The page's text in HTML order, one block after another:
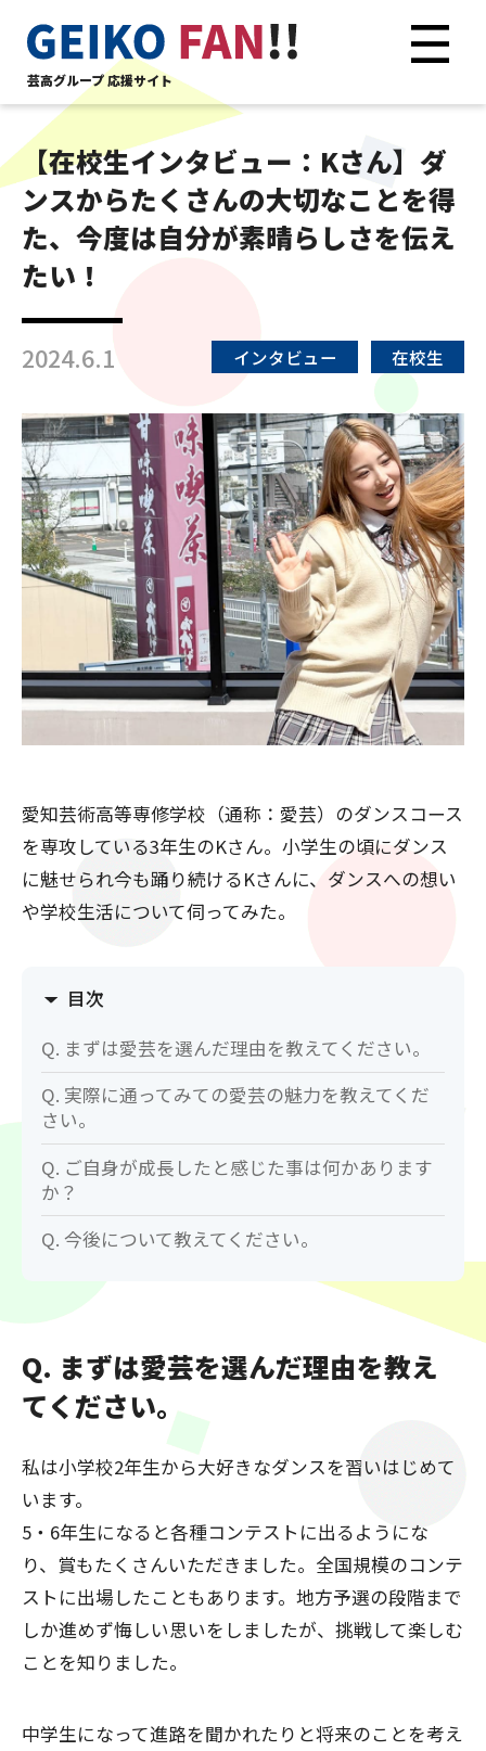
芸高グループ 応援サイト
【在校生インタビュー：Kさん】ダ
ンスからたくさんの大切なことを得
た、今度は自分が素晴らしさを伝え
たい！
2024.6.1 インタビュー 在校生
愛知芸術高等専修学校（通称：愛芸）のダンスコース
を専攻している3年生のKさん。小学生の頃にダンス
に魅せられ今も踊り続けるKさんに、ダンスへの想い
や学校生活について伺ってみた。
目次
Q. まずは愛芸を選んだ理由を教えてください。
Q. 実際に通ってみての愛芸の魅力を教えてくだ
さい。
Q. ご自身が成長したと感じた事は何かあります
か？
Q. 今後について教えてください。
Q. まずは愛芸を選んだ理由を教え
てください。
私は小学校2年生から大好きなダンスを習いはじめて
います。
5・6年生になると各種コンテストに出るようにな
り、賞もたくさんいただきました。全国規模のコンテ
ストに出場したこともあります。地方予選の段階まで
しか進めず悔しい思いをしましたが、挑戦して楽しむ
ことを知りました。
中学生になって進路を聞かれたりと将来のことを考え